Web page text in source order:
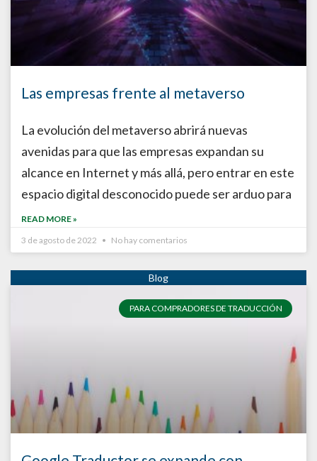
Las empresas frente al metaverso
La evolución del metaverso abrirá nuevas
avenidas para que las empresas expandan su
alcance en Internet y más allá, pero entrar en este
espacio digital desconocido puede ser arduo para
READ MORE »
3 de agosto de 2022
No hay comentarios
PARA COMPRADORES DE TRADUCCIÓN